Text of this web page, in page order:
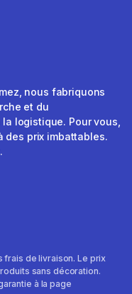
nous fabriquons
et du
logistique. Pour vous,
des prix imbattables.
frais de livraison. Le prix
sans décoration.
à la page